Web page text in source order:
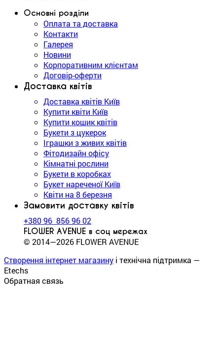
Основні розділи
Оплата та доставка
Контакти
Галерея
Новини
Корпоративним клієнтам
Договір-оферти
Доставка квітів
Доставка квітів Київ
Купити квіти Київ
Купити кошик квітів
Букети з цукерок
Іграшки з живих квітів
Фітодизайн офісу
Кімнатні рослини
Букети в коробках
Букет нареченої Київ
Квіти на 8 березня
Замовити доставку квітів
+380 96 856 96 02
FLOWER AVENUE в соц мережах
© 2014—2026 FLOWER AVENUE
Створення інтернет магазину і технічна підтримка —
Etechs
Обратная связь